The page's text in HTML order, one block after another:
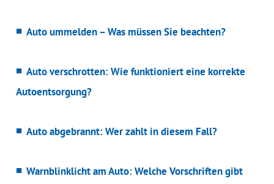
Auto ummelden – Was müssen Sie beachten?
Auto verschrotten: Wie funktioniert eine korrekte
Autoentsorgung?
Auto abgebrannt: Wer zahlt in diesem Fall?
Warnblinklicht am Auto: Welche Vorschriften gibt